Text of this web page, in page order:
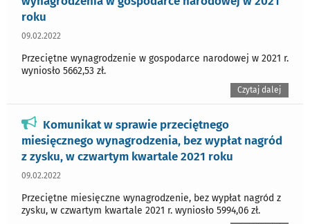
roku
09.02.2022
Przeciętne wynagrodzenie w gospodarce narodowej w 2021 r.
wyniosło 5662,53 zł.
Czytaj dalej
Komunikat w sprawie przeciętnego
miesięcznego wynagrodzenia, bez wypłat nagród
z zysku, w czwartym kwartale 2021 roku
09.02.2022
Przeciętne miesięczne wynagrodzenie, bez wypłat nagród z
zysku, w czwartym kwartale 2021 r. wyniosło 5994,06 zł.